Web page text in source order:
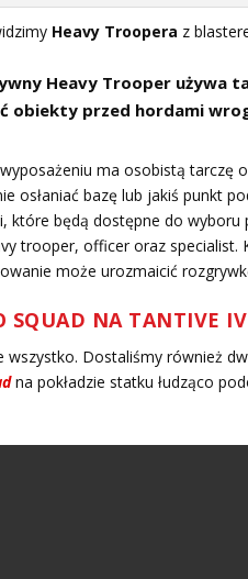
Heavy Troopera z
Heavy Trooper używa
obiekty przed hordami
ma osobistą tarczę
osłaniać bazę lub jakiś punkt
które będą dostępne do
trooper, officer oraz specialist.
może urozmaicić
SQUAD NA TANTIVE IV
wszystko. Dostaliśmy również
na pokładzie statku łudząco